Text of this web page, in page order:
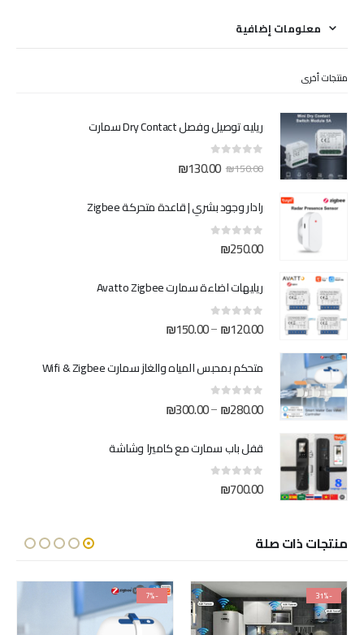
معلومات إضافية
منتجات أخرى
ريليه توصيل وفصل Dry Contact سمارت
₪150.00
السعر
هو:
₪150.00.
₪130.00
هو:
₪130.00.
رادار وجود بشري | قاعدة متحركة Zigbee
0
out of 5
₪250.00
ريليهات اضاءة سمارت Avatto Zigbee
0
out of 5
₪120.00
–
₪150.00
من
⁦₪120.00⁩
متحكم بمحبس المياه والغاز سمارت Wifi & Zigbee
0
out of 5
₪280.00
–
₪300.00
من
⁦₪280.00⁩
قفل باب سمارت مع كاميرا وشاشة
0
out of 5
₪700.00
منتجات ذات صلة
-31%
-7%